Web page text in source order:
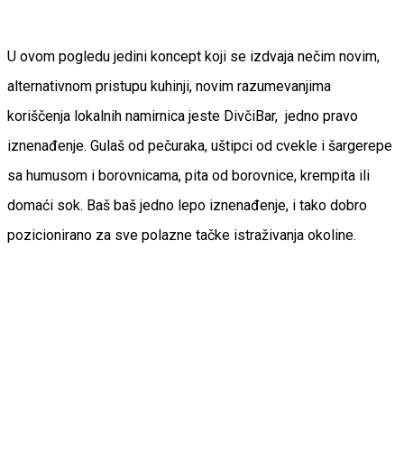
U ovom pogledu jedini koncept koji se izdvaja nečim novim,
alternativnom pristupu kuhinji, novim razumevanjima
koriščenja lokalnih namirnica jeste DivčiBar, jedno pravo
iznenađenje. Gulaš od pečuraka, uštipci od cvekle i šargerepe
sa humusom i borovnicama, pita od borovnice, krempita ili
domaći sok. Baš baš jedno lepo iznenađenje, i tako dobro
pozicionirano za sve polazne tačke istraživanja okoline.